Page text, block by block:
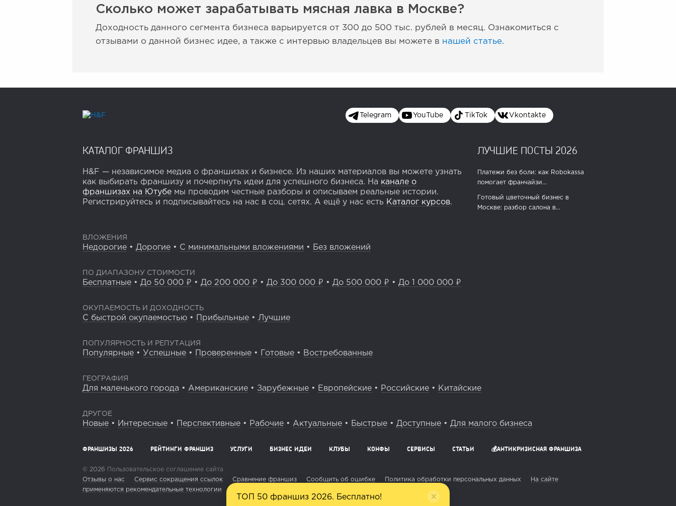
Сколько может зарабатывать мясная лавка в Москве?
Доходность данного сегмента бизнеса варьируется от 300 до 500 тыс. рублей в месяц. Ознакомиться с
отзывами о данной бизнес идее, а также с интервью владельцев вы можете в нашей статье.
Telegram YouTube TikTok Vkontakte
КАТАЛОГ ФРАНШИЗ
H&F — независимое медиа о франшизах и бизнесе. Из наших материалов вы можете узнать
как выбирать франшизу и почерпнуть идеи для успешного бизнеса. На канале о
франшизах на Ютубе мы проводим честные разборы и описываем реальные истории.
Регистрируйтесь и подписывайтесь на нас в соц. сетях. А ещё у нас есть Каталог курсов.
ЛУЧШИЕ ПОСТЫ 2026
Платежи без боли: как Robokassa
помогает франчайзи...
Готовый цветочный бизнес в
Москве: разбор салона в...
ВЛОЖЕНИЯ
Недорогие • Дорогие • С минимальными вложениями • Без вложений
ПО ДИАПАЗОНУ СТОИМОСТИ
Бесплатные • До 50 000 ₽ • До 200 000 ₽ • До 300 000 ₽ • До 500 000 ₽ • До 1 000 000 ₽
ОКУПАЕМОСТЬ И ДОХОДНОСТЬ
С быстрой окупаемостью • Прибыльные • Лучшие
ПОПУЛЯРНОСТЬ И РЕПУТАЦИЯ
Популярные • Успешные • Проверенные • Готовые • Востребованные
ГЕОГРАФИЯ
Для маленького города • Американские • Зарубежные • Европейские • Российские • Китайские
ДРУГОЕ
Новые • Интересные • Перспективные • Рабочие • Актуальные • Быстрые • Доступные • Для малого бизнеса
ФРАНШИЗЫ 2026 РЕЙТИНГИ ФРАНШИЗ УСЛУГИ БИЗНЕС ИДЕИ КЛУБЫ КОНФЫ СЕРВИСЫ СТАТЬИ 💰АНТИКРИЗИСНАЯ ФРАНШИЗА
© 2026 Пользовательское соглашение сайта
Отзывы о нас
Сервис сокращения ссылок Сравнение франшиз Сообщить об ошибке Политика обработки персональных данных
На сайте
применяются рекомендательные технологии
ТОП 50 франшиз 2026. Бесплатно!